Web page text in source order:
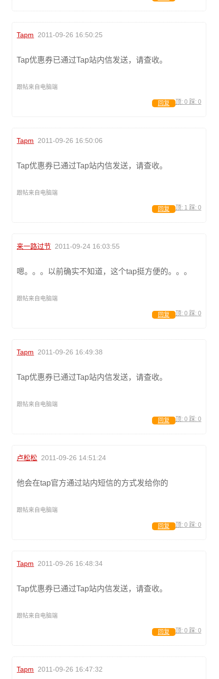
Tapm 2011-09-26 16:50:25
Tap优惠券已通过Tap站内信发送，请查收。
跟帖来自电脑端
顶: 0 踩: 0
回复
Tapm 2011-09-26 16:50:06
Tap优惠券已通过Tap站内信发送，请查收。
跟帖来自电脑端
顶: 1 踩: 0
回复
来一路过节 2011-09-24 16:03:55
嗯。。。以前确实不知道，这个tap挺方便的。。。
跟帖来自电脑端
顶: 0 踩: 0
回复
Tapm 2011-09-26 16:49:38
Tap优惠券已通过Tap站内信发送，请查收。
跟帖来自电脑端
顶: 0 踩: 0
回复
卢松松 2011-09-26 14:51:24
他会在tap官方通过站内短信的方式发给你的
跟帖来自电脑端
顶: 0 踩: 0
回复
Tapm 2011-09-26 16:48:34
Tap优惠券已通过Tap站内信发送，请查收。
跟帖来自电脑端
顶: 0 踩: 0
回复
Tapm 2011-09-26 16:47:32